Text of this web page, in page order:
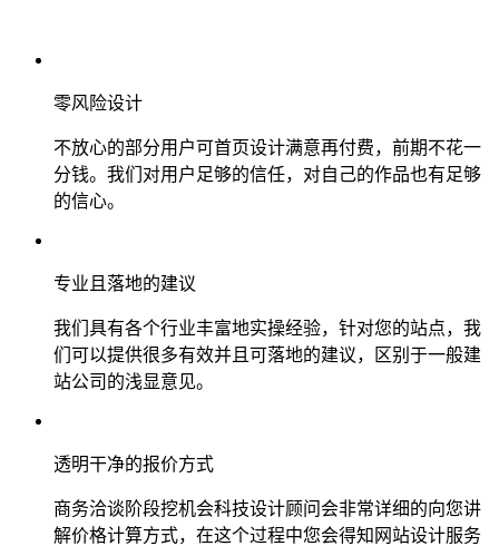
零风险设计
不放心的部分用户可首页设计满意再付费，前期不花一
分钱。我们对用户足够的信任，对自己的作品也有足够
的信心。
专业且落地的建议
我们具有各个行业丰富地实操经验，针对您的站点，我
们可以提供很多有效并且可落地的建议，区别于一般建
站公司的浅显意见。
透明干净的报价方式
商务洽谈阶段挖机会科技设计顾问会非常详细的向您讲
解价格计算方式，在这个过程中您会得知网站设计服务